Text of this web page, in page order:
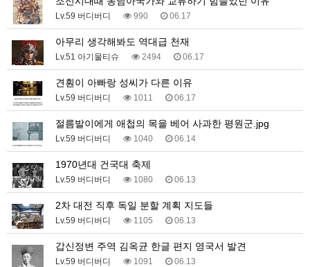
Lv.59 버디버디 990 06.17
아무리 생각해봐도 역대급 천재
Lv.51 아기물티슈 2494 06.17
견훤이 아빠랑 성씨가 다른 이유
Lv.59 버디버디 1011 06.17
절름발이에게 애첩의 목을 베어 사과한 평원군.jpg
Lv.59 버디버디 1040 06.14
1970년대 건국대 축제
Lv.59 버디버디 1080 06.13
2차 대전 직후 독일 분할 계획 지도들
Lv.59 버디버디 1105 06.13
갑신정변 주역 김옥균 한글 편지 영국서 발견
Lv.59 버디버디 1091 06.13